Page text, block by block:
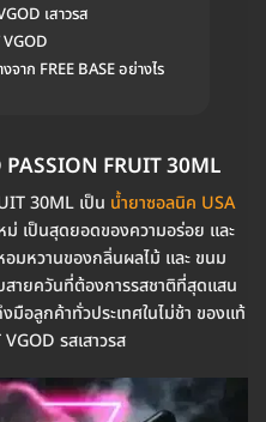
เสาวรส
จาก FREE BASE อย่างไร
FRUIT 30ML
30ML เป็น น้ำยาซอลนิค USA
เป็นสุดยอดของความอร่อย และ
มหวานของกลิ่นผลไม้ และ ขนม
ายควันที่ต้องการรสชาติที่สุดแสน
มือลูกค้าทั่วประเทศในไม่ช้า ของแท้
รสเสาวรส